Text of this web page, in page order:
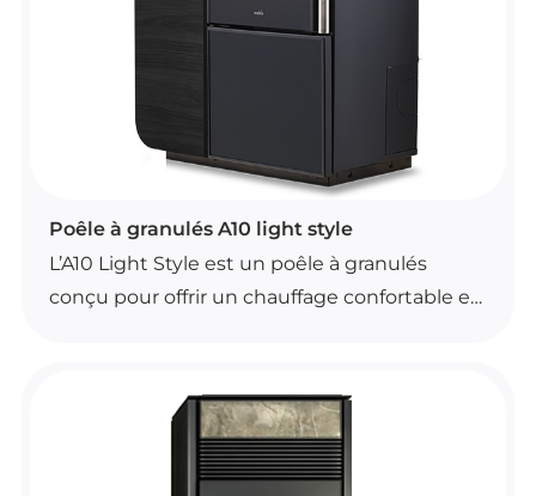
POÊLES À GRANULÉS
Poêle à granulés A10 light style
L’A10 Light Style est un poêle à granulés
conçu pour offrir un chauffage confortable et
thermostat d’ambiance.
Il dispose d’une convection naturelle, d’un